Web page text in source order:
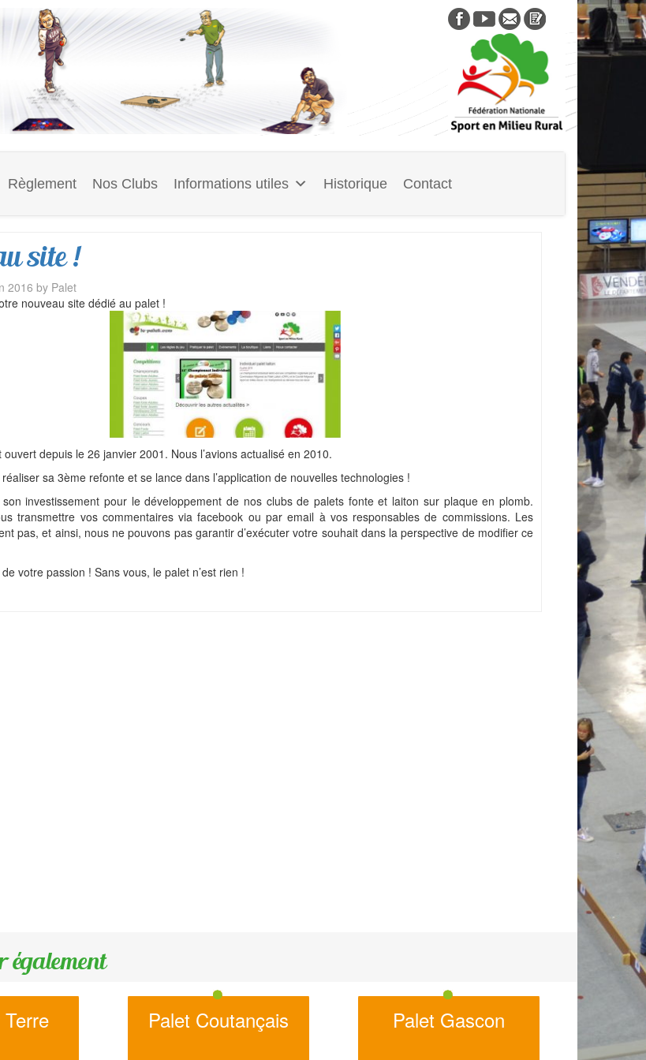
Règlement Nos Clubs Informations utiles Historique Contact
site !
2016 by Palet
nouveau site dédié au palet !
depuis le 26 janvier 2001. Nous l’avions actualisé en 2010.
sa 3ème refonte et se lance dans l’application de nouvelles technologies !
investissement pour le développement de nos clubs de palets fonte et laiton sur plaque en plomb.
transmettre vos commentaires via facebook ou par email à vos responsables de commissions. Les
pas, et ainsi, nous ne pouvons pas garantir d’exécuter votre souhait dans la perspective de modifier ce
votre passion ! Sans vous, le palet n’est rien !
également
Palet Coutançais Palet Gascon